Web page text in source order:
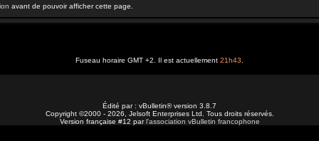
avant de pouvoir afficher cette page.
Fuseau horaire GMT +2. Il est actuellement 21h43
Édité par : vBulletin® version 3.8.7
Copyright ©2000 - 2026, Jelsoft Enterprises Ltd. Tous droits réservés.
Version française #12 parl'association vBulletin francophone